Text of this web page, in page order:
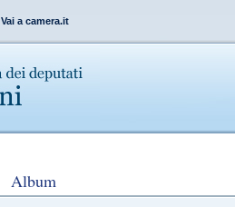
Vai a camera.it
Album